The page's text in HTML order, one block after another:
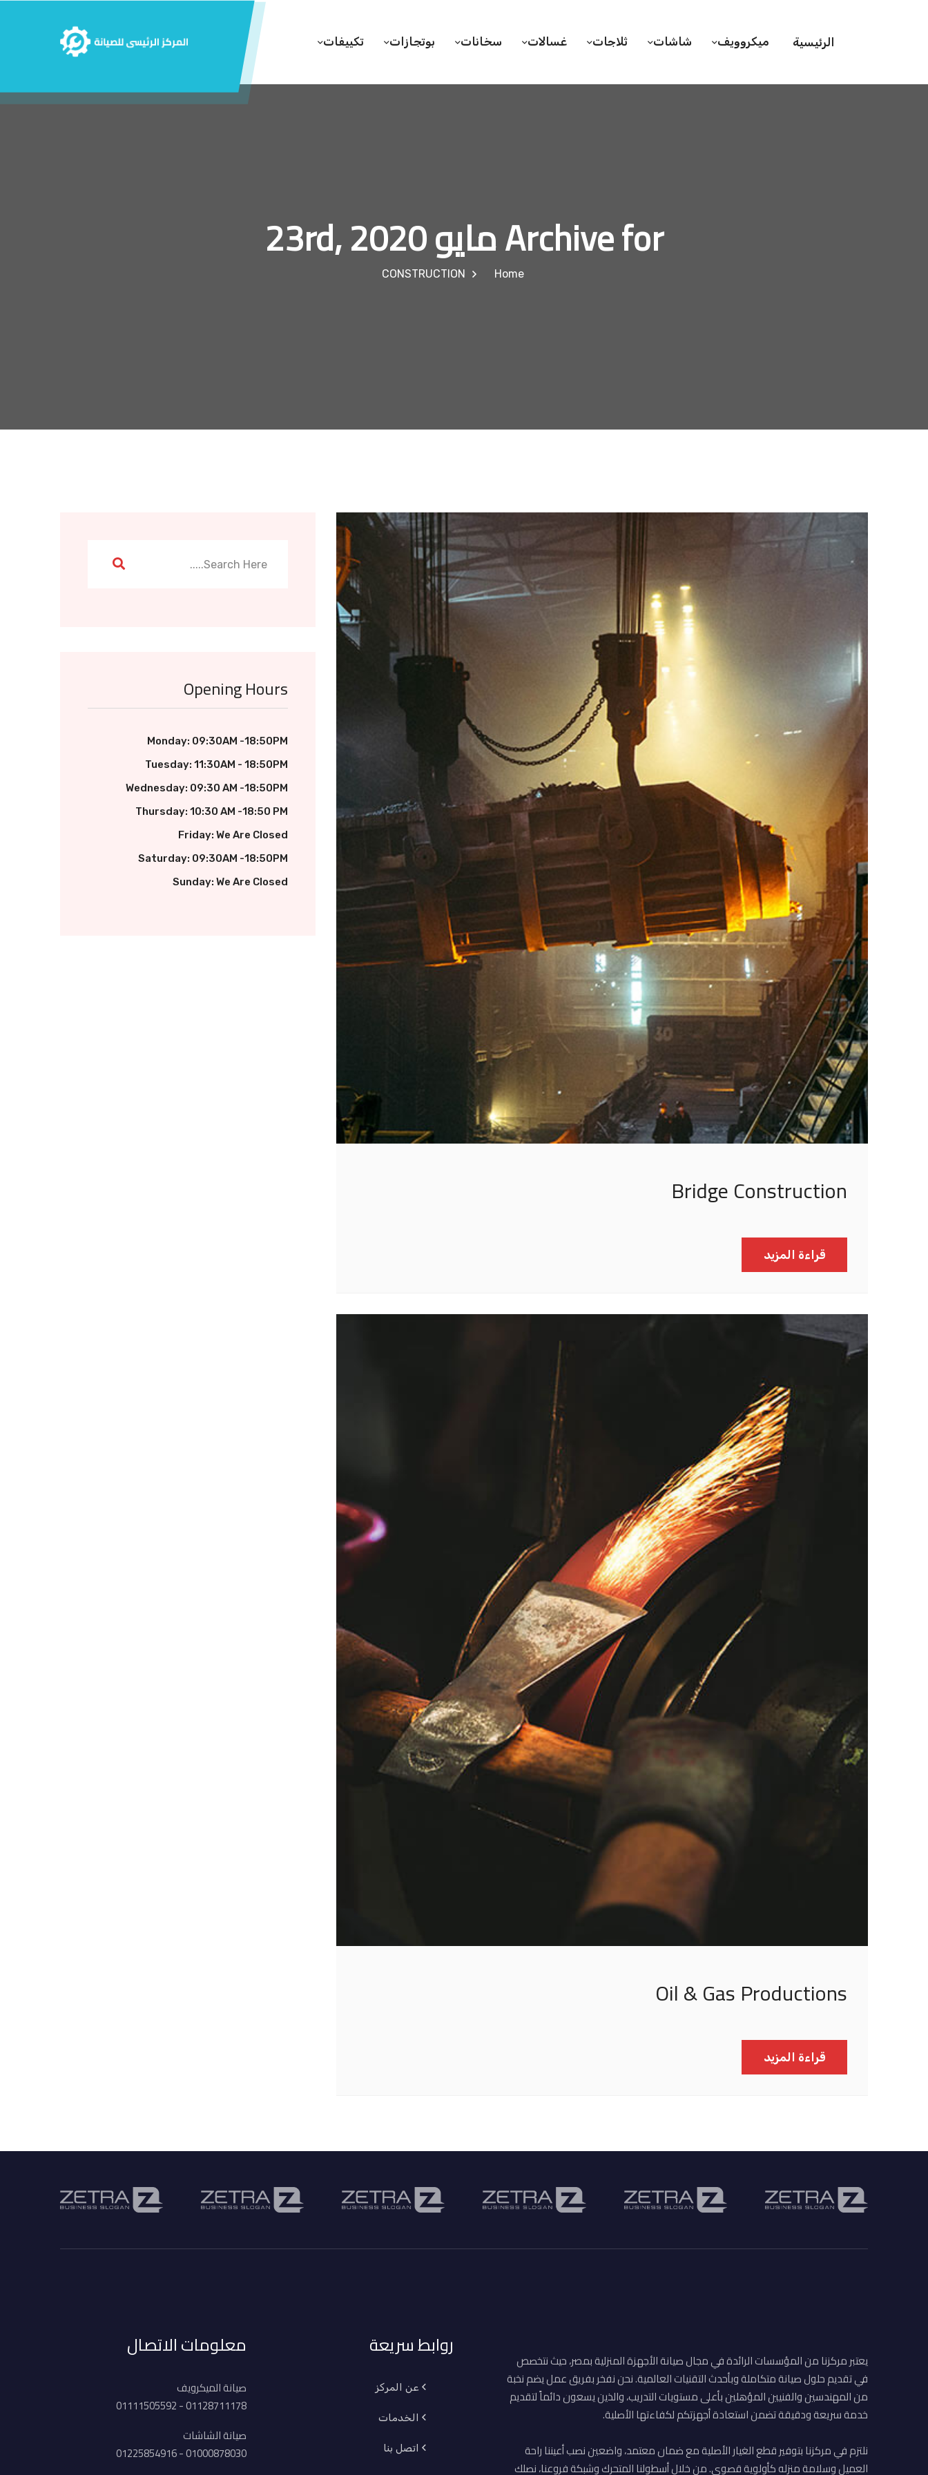
الرئيسية ميكروويف شاشات ثلاجات غسالات سخانات بوتجازات تكييفات
Archive for مايو 23rd, 2020
Home
CONSTRUCTION
Opening Hours
Monday: 09:30AM -18:50PM
Tuesday: 11:30AM - 18:50PM
Wednesday: 09:30 AM -18:50PM
Thursday: 10:30 AM -18:50 PM
Friday: We Are Closed
Saturday: 09:30AM -18:50PM
Sunday: We Are Closed
Bridge Construction
قراءة المزيد
Oil & Gas Productions
قراءة المزيد
يعتبر مركزنا من المؤسسات الرائدة في مجال صيانة الأجهزة المنزلية بمصر، حيث نتخصص
في تقديم حلول صيانة متكاملة وبأحدث التقنيات العالمية. نحن نفخر بفريق عمل يضم نخبة
من المهندسين والفنيين المؤهلين بأعلى مستويات التدريب، والذين يسعون دائماً لتقديم
خدمة سريعة ودقيقة تضمن استعادة أجهزتكم لكفاءتها الأصلية.
نلتزم في مركزنا بتوفير قطع الغيار الأصلية مع ضمان معتمد، واضعين نصب أعيننا راحة
العميل وسلامة منزله كأولوية قصوى. من خلال أسطولنا المتحرك وشبكة فروعنا، نصلك
روابط سريعة
عن المركز
الخدمات
اتصل بنا
معلومات الاتصال
صيانة الميكرويف
01128711178 - 01111505592
صيانة الشاشات
01000878030 - 01225854916